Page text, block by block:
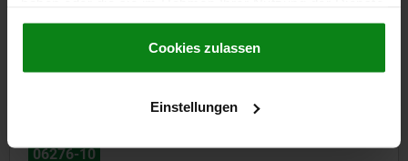
gesammelt haben.Cookie Richtlinien
Datenschutz|AGB
Cookies zulassen
Einstellungen
zzgl. MwSt.
06276-10